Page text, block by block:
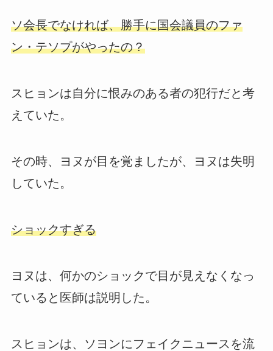
ソ会長でなければ、勝手に国会議員のファ
ン・テソプがやったの？
スヒョンは自分に恨みのある者の犯行だと考
えていた。
その時、ヨヌが目を覚ましたが、ヨヌは失明
していた。
ショックすぎる
ヨヌは、何かのショックで目が見えなくなっ
ていると医師は説明した。
スヒョンは、ソヨンにフェイクニュースを流